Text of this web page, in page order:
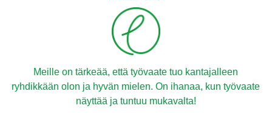
Meille on tärkeää, että työvaate tuo kantajalleen
ryhdikkään olon ja hyvän mielen. On ihanaa, kun työvaate
näyttää ja tuntuu mukavalta!